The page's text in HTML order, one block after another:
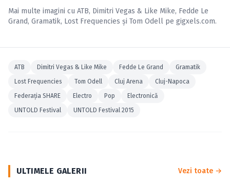
Mai multe imagini cu ATB, Dimitri Vegas & Like Mike, Fedde Le
Grand, Gramatik, Lost Frequencies și Tom Odell pe gigxels.com.
ATB Dimitri Vegas & Like Mike Fedde Le Grand
Gramatik
Lost Frequencies
Tom Odell Cluj Arena
Cluj-Napoca
Federaţia SHARE
Electro Pop
Electronică
UNTOLD Festival
UNTOLD Festival 2015
ULTIMELE GALERII Vezi toate →